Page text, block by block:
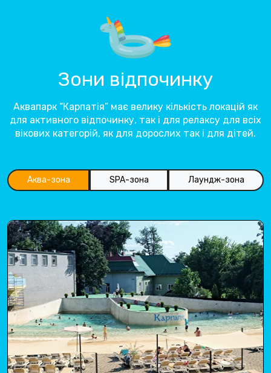
Зони відпочинку
Аквапарк “Карпатія” має велику кількість локацій як
для активного відпочинку, так і для релаксу для всіх
вікових категорій, як для дорослих так і для дітей.
Аква-зона SPA-зона Лаундж-зона